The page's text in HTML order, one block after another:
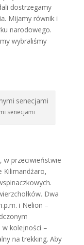
dostrzegamy
Mijamy równik i
narodowego.
wybraliśmy
senecjami
w przeciwieństwie
Kilimandżaro,
Dwa
i Nelion –
kolejności –
na trekking. Aby